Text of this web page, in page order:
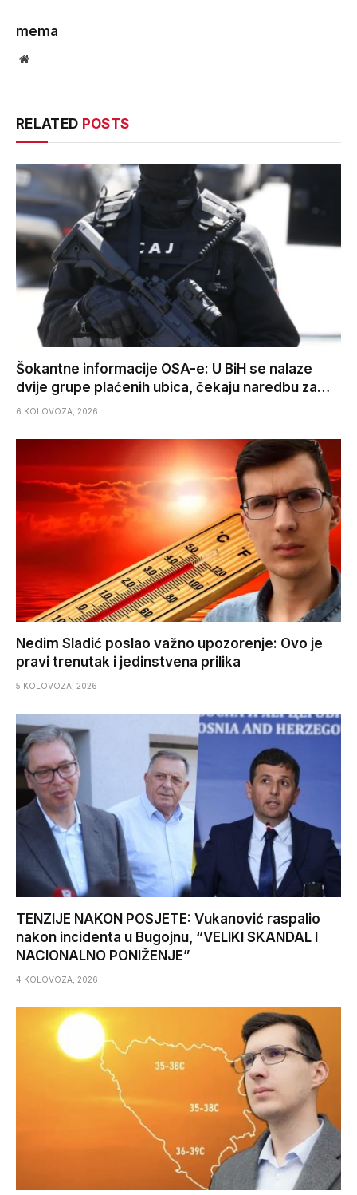
mema
Website
RELATED POSTS
Šokantne informacije OSA-e: U BiH se nalaze
dvije grupe plaćenih ubica, čekaju naredbu za…
6 KOLOVOZA, 2026
Nedim Sladić poslao važno upozorenje: Ovo je
pravi trenutak i jedinstvena prilika
5 KOLOVOZA, 2026
TENZIJE NAKON POSJETE: Vukanović raspalio
nakon incidenta u Bugojnu, “VELIKI SKANDAL I
NACIONALNO PONIŽENJE”
4 KOLOVOZA, 2026